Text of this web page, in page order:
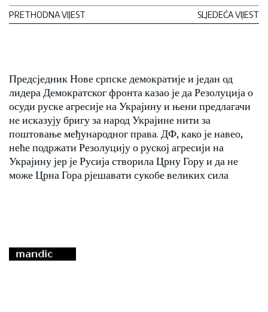
PRETHODNA VIJEST SLJEDEĆA VIJEST
Предсједник Нове српске демократије и један од
лидера Демократског фронта казао је да Резолуција о
осуди руске агресије на Украјину и њени предлагачи
не исказују бригу за народ Украјине нити за
поштовање међународног права. ДФ, како је навео,
неће подржати Резолуцију о руској агресији на
Украјину јер је Русија створила Црну Гору и да не
може Црна Гора рјешавати сукобе великих сила